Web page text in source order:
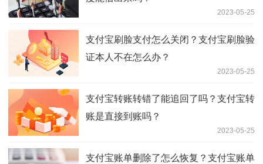
2023-05-25
支付宝刷脸支付怎么关闭？支付宝刷脸验
证本人不在怎么办？
2023-05-25
支付宝转账转错了能追回了吗？支付宝转
账是直接到账吗？
2023-05-25
支付宝账单删除了怎么恢复？支付宝账单